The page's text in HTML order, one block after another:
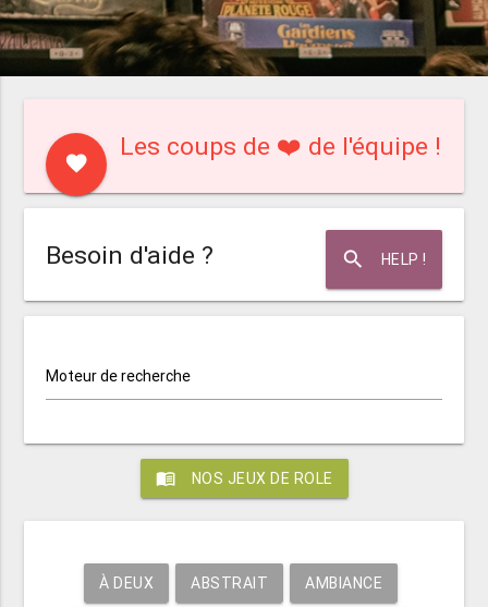
favorite
Les coups de ❤️ de l'équipe !
search HELP !
Besoin d'aide ?
Moteur de recherche
menu_book NOS JEUX DE ROLE
À DEUX ABSTRAIT AMBIANCE